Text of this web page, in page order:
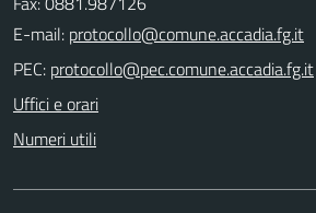
E-mail:
PEC:
Uffici e orari
Numeri utili